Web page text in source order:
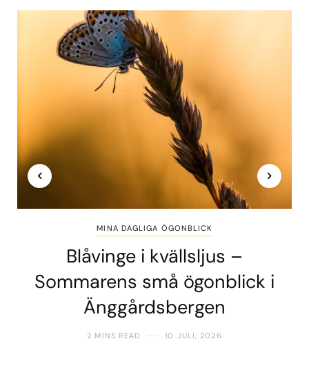
MINA DAGLIGA ÖGONBLICK
Blåvinge i kvällsljus –
Sommarens små ögonblick i
Änggårdsbergen
2 MINS READ 10 JULI, 2026